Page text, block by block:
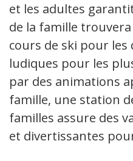
et les adultes
de la famille
cours de ski pour
ludiques pour les
par des animations
famille, une station
familles assure des
et divertissantes